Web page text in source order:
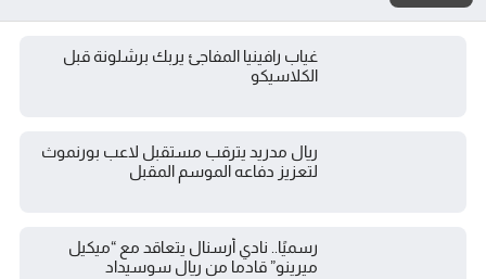
غياب رافينيا المفاجئ يربك برشلونة قبل
الكلاسيكو
ريال مدريد يترقب مستقبل لاعب بورنموث
لتعزيز دفاعه الموسم المقبل
رسميًا.. نادي أرسنال يتعاقد مع “ميكيل
ميرينو” قادما من ريال سوسيداد